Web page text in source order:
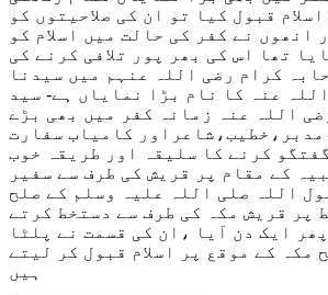
قبول کیا تو ان کی صلاحیتوں کو
انھوں نے کفر کی حالت میں اسلام کو
تھا اس کی بھر پور تلافی کرنے کی
کرام رضی اللہ عنہم میں سیدنا
عنہ کا نام بڑا نمایاں ہے- سید
اللہ عنہ زمانہ کفر میں بھی بڑے
کامیاب سفارت
کرنے کا سلیقہ اور طریقہ خوب
کے مقام پر قریش کی طرف سے سفیر
اللہ صلی اللہ علیہ وسلم کے صلح
پر قریش مکہ کی طرف سے دستخط کرتے
پھر ایک دن آیا ،ان کی قسمت نے پلٹا
مکہ کے موقع پر اسلام قبول کر لیتے
ہیں